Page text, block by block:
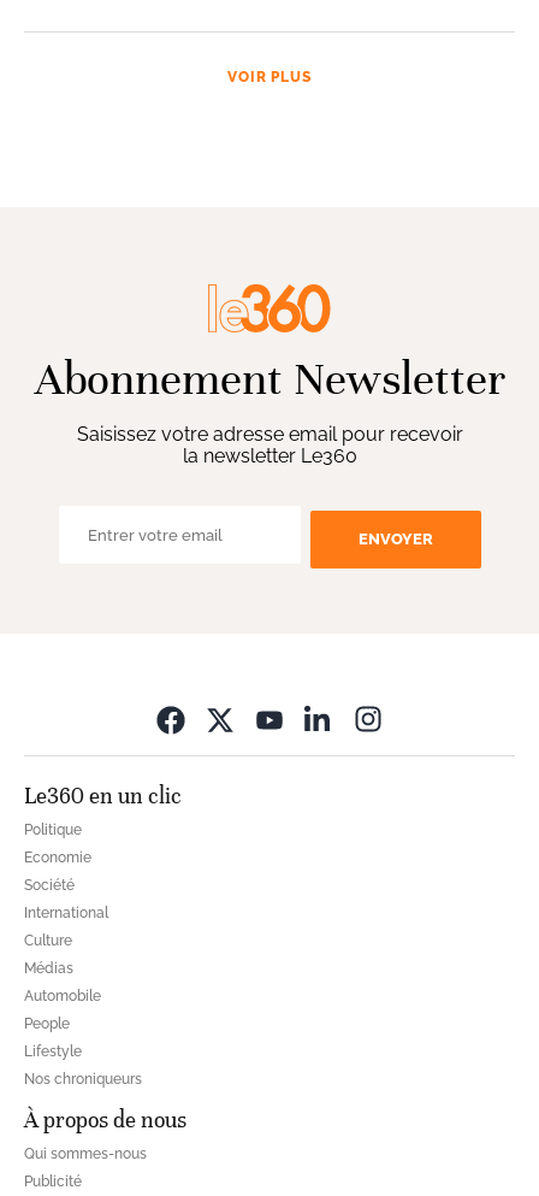
VOIR PLUS
Abonnement Newsletter
Saisissez votre adresse email pour recevoir
la newsletter Le360
ENVOYER
Le360 en un clic
Politique
Economie
Société
International
Culture
Médias
Automobile
People
Lifestyle
Nos chroniqueurs
À propos de nous
Qui sommes-nous
Publicité